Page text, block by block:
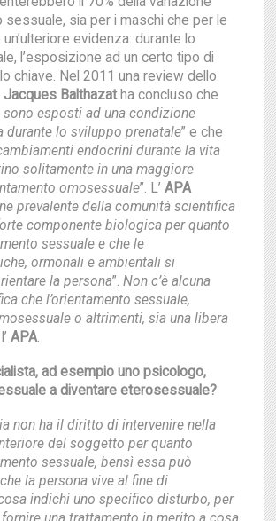
sessuale, sia per i maschi che per le
evidenza: durante lo
l’esposizione ad un certo tipo di
chiave. Nel 2011 una review dello
Jacques Balthazatha concluso che
esposti ad una condizione
durante lo sviluppo prenatale” e che
endocrinidurante la vita
solitamente in una maggiore
omosessuale”. L’APA
prevalente della comunità scientifica
componente biologica per quanto
sessuale e che le
ormonali e ambientali si
la persona”.Non c’è alcuna
che l’orientamento sessuale,
o altrimenti, sia una libera
APA.
ad esempio uno psicologo,
adiventare eterosessuale?
non ha il diritto di intervenire nella
del soggetto per quanto
sessuale, bensìessa può
la persona vive al fine di
indichi uno specifico disturbo, per